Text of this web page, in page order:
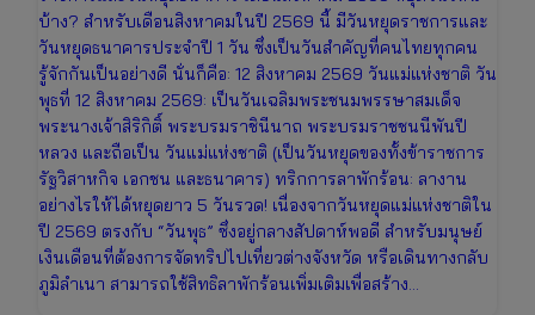
บ้าง? สำหรับเดือนสิงหาคมในปี 2569 นี้ มีวันหยุดราชการและ
วันหยุดธนาคารประจำปี 1 วัน ซึ่งเป็นวันสำคัญที่คนไทยทุกคน
รู้จักกันเป็นอย่างดี นั่นก็คือ: 12 สิงหาคม 2569 วันแม่แห่งชาติ วัน
พุธที่ 12 สิงหาคม 2569: เป็นวันเฉลิมพระชนมพรรษาสมเด็จ
พระนางเจ้าสิริกิติ์ พระบรมราชินีนาถ พระบรมราชชนนีพันปี
หลวง และถือเป็น วันแม่แห่งชาติ (เป็นวันหยุดของทั้งข้าราชการ
รัฐวิสาหกิจ เอกชน และธนาคาร) ทริกการลาพักร้อน: ลางาน
อย่างไรให้ได้หยุดยาว 5 วันรวด! เนื่องจากวันหยุดแม่แห่งชาติใน
ปี 2569 ตรงกับ “วันพุธ” ซึ่งอยู่กลางสัปดาห์พอดี สำหรับมนุษย์
เงินเดือนที่ต้องการจัดทริปไปเที่ยวต่างจังหวัด หรือเดินทางกลับ
ภูมิลำเนา สามารถใช้สิทธิลาพักร้อนเพิ่มเติมเพื่อสร้าง…